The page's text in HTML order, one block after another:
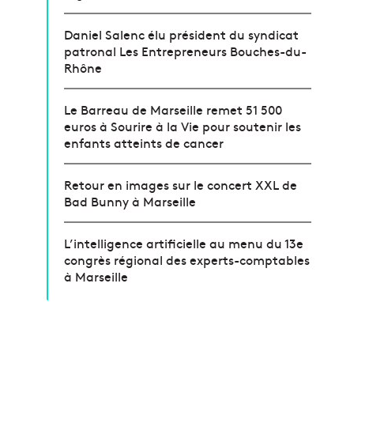
Daniel Salenc élu président du syndicat
patronal Les Entrepreneurs Bouches-du-
Rhône
Le Barreau de Marseille remet 51 500
euros à Sourire à la Vie pour soutenir les
enfants atteints de cancer
Retour en images sur le concert XXL de
Bad Bunny à Marseille
L’intelligence artificielle au menu du 13e
congrès régional des experts-comptables
à Marseille